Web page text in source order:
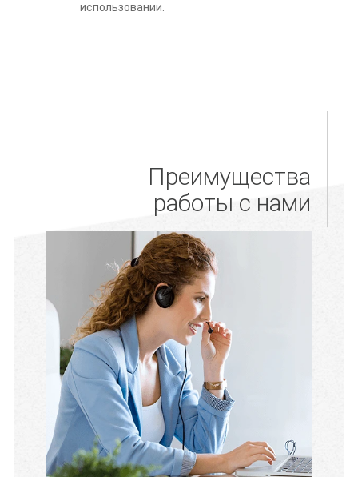
использовании.
Преимущества
работы с нами